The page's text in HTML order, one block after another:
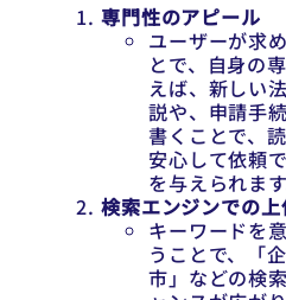
専門性のアピール
ユーザーが求
とで、自身の
えば、新しい
説や、申請手
書くことで、
安心して依頼
を与えられます
検索エンジンでの
キーワードを
うことで、「
市」などの検